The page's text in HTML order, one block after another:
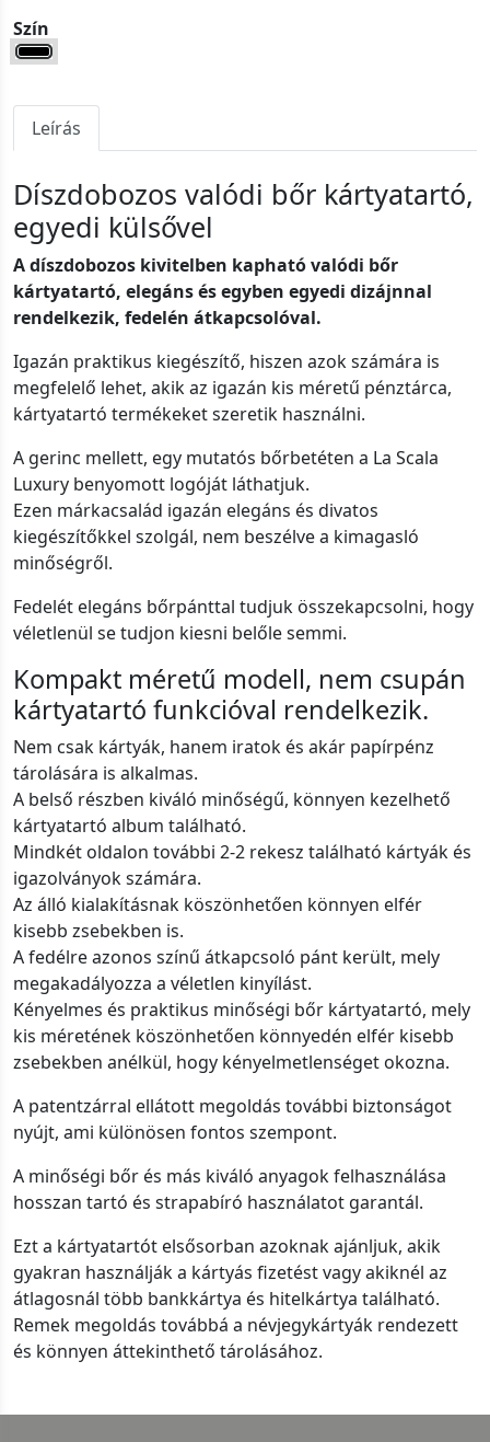
Szín
Leírás
Díszdobozos valódi bőr kártyatartó,
egyedi külsővel
A díszdobozos kivitelben kapható valódi bőr
kártyatartó, elegáns és egyben egyedi dizájnnal
rendelkezik, fedelén átkapcsolóval.
Igazán praktikus kiegészítő, hiszen azok számára is
megfelelő lehet, akik az igazán kis méretű pénztárca,
kártyatartó termékeket szeretik használni.
A gerinc mellett, egy mutatós bőrbetéten a La Scala
Luxury benyomott logóját láthatjuk.
Ezen márkacsalád igazán elegáns és divatos
kiegészítőkkel szolgál, nem beszélve a kimagasló
minőségről.
Fedelét elegáns bőrpánttal tudjuk összekapcsolni, hogy
véletlenül se tudjon kiesni belőle semmi.
Kompakt méretű modell, nem csupán
kártyatartó funkcióval rendelkezik.
Nem csak kártyák, hanem iratok és akár papírpénz
tárolására is alkalmas.
A belső részben kiváló minőségű, könnyen kezelhető
kártyatartó album található.
Mindkét oldalon további 2-2 rekesz található kártyák és
igazolványok számára.
Az álló kialakításnak köszönhetően könnyen elfér
kisebb zsebekben is.
A fedélre azonos színű átkapcsoló pánt került, mely
megakadályozza a véletlen kinyílást.
Kényelmes és praktikus minőségi bőr kártyatartó, mely
kis méretének köszönhetően könnyedén elfér kisebb
zsebekben anélkül, hogy kényelmetlenséget okozna.
A patentzárral ellátott megoldás további biztonságot
nyújt, ami különösen fontos szempont.
A minőségi bőr és más kiváló anyagok felhasználása
hosszan tartó és strapabíró használatot garantál.
Ezt a kártyatartót elsősorban azoknak ajánljuk, akik
gyakran használják a kártyás fizetést vagy akiknél az
átlagosnál több bankkártya és hitelkártya található.
Remek megoldás továbbá a névjegykártyák rendezett
és könnyen áttekinthető tárolásához.